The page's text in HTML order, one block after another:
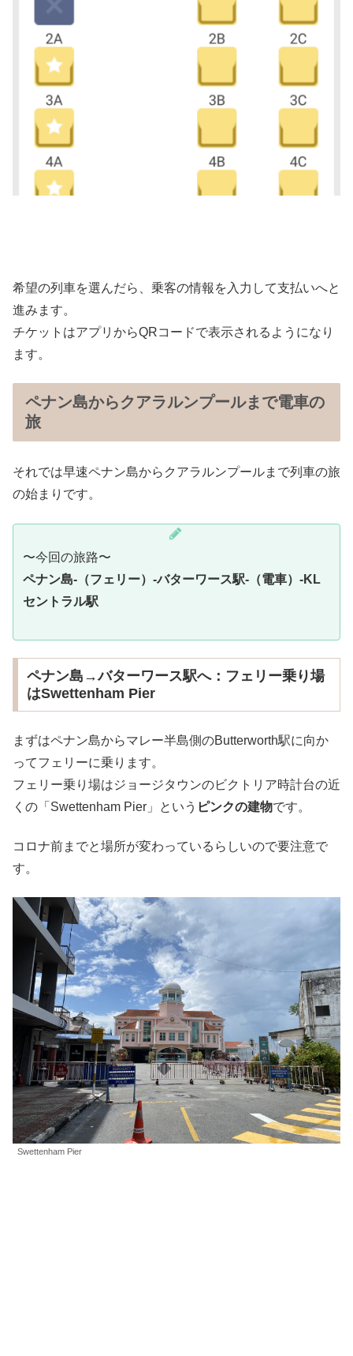
希望の列車を選んだら、乗客の情報を入力して支払いへと
進みます。
チケットはアプリからQRコードで表示されるようになり
ます。
ペナン島からクアラルンプールまで電車の
旅
それでは早速ペナン島からクアラルンプールまで列車の旅
の始まりです。
〜今回の旅路〜
ペナン島-（フェリー）-バターワース駅-（電車）-KL
セントラル駅
ペナン島→バターワース駅へ：フェリー乗り場
はSwettenham Pier
まずはペナン島からマレー半島側のButterworth駅に向か
ってフェリーに乗ります。
フェリー乗り場はジョージタウンのビクトリア時計台の近
くの「Swettenham Pier」という ピンクの建物です。
コロナ前までと場所が変わっているらしいので要注意で
す。
Swettenham Pier